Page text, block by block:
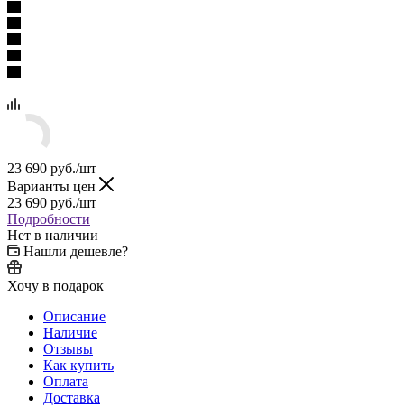
23 690 руб./шт
Варианты цен
23 690 руб./шт
Подробности
Нет в наличии
Нашли дешевле?
Хочу в подарок
Описание
Наличие
Отзывы
Как купить
Оплата
Доставка